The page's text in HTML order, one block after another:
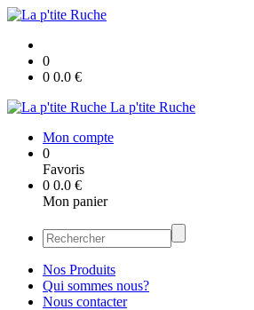
0
0 0.0 €
La p'tite Ruche
Mon compte
0
Favoris
0 0.0 €
Mon panier
Nos Produits
Qui sommes nous?
Nous contacter